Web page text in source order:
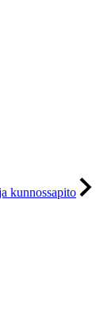
kunnossapito